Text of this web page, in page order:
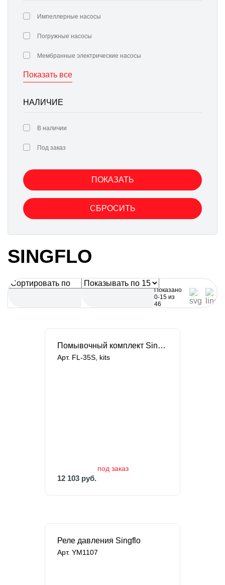
Импеллерные насосы
Погружные насосы
Мембранные электрические насосы
Показать все
НАЛИЧИЕ
В наличии
Под заказ
SINGFLO
Показано
0-15 из
46
Помывочный комплект Singflo
Арт. FL-35S, kits
под заказ
12 103 руб.
Реле давления Singflo
Арт. YM1107